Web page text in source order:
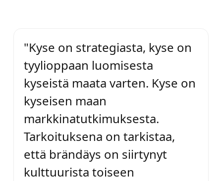
"Kyse on strategiasta, kyse on
tyylioppaan luomisesta
kyseistä maata varten. Kyse on
kyseisen maan
markkinatutkimuksesta.
Tarkoituksena on tarkistaa,
että brändäys on siirtynyt
kulttuurista toiseen